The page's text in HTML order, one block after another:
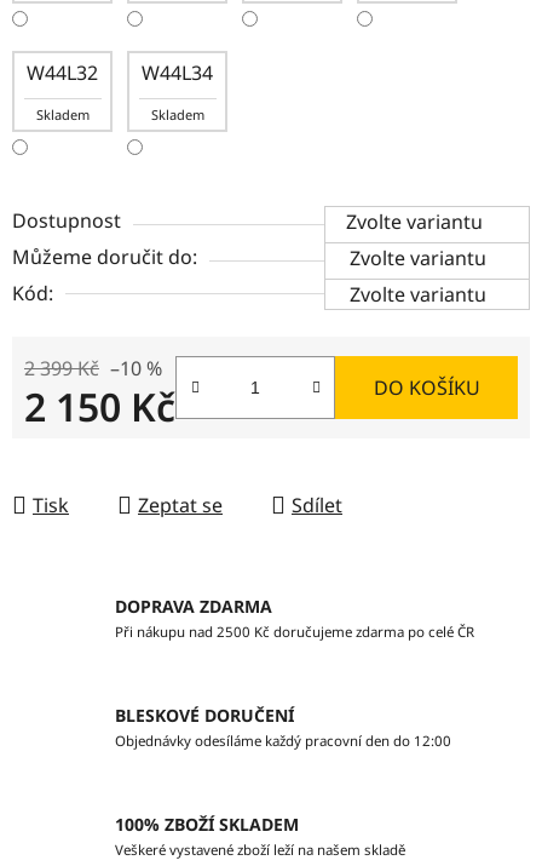
W44L32
Skladem
W44L34
Skladem
Dostupnost
Zvolte variantu
Můžeme doručit do:
Zvolte variantu
Kód:
Zvolte variantu
2 399 Kč –10 %
2 150 Kč DO KOŠÍKU
Tisk Zeptat se Sdílet
DOPRAVA ZDARMA
Při nákupu nad 2500 Kč doručujeme zdarma po celé ČR
BLESKOVÉ DORUČENÍ
Objednávky odesíláme každý pracovní den do 12:00
100% ZBOŽÍ SKLADEM
Veškeré vystavené zboží leží na našem skladě